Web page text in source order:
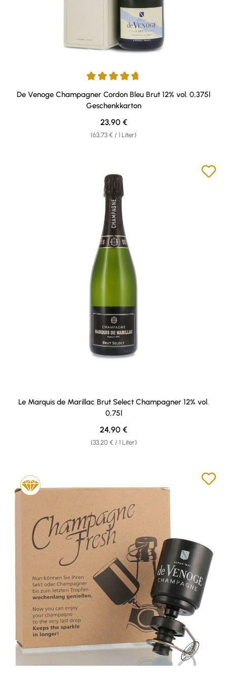
Durchschnittliche Bewertung von 4.67 von 5 Sternen
De Venoge Champagner Cordon Bleu Brut 12% vol. 0,375l
Geschenkkarton
(63,73 € / 1 Liter)
Regulärer Preis:
23,90 €
Le Marquis de Marillac Brut Select Champagner 12% vol.
0,75l
(33,20 € / 1 Liter)
Regulärer Preis:
24,90 €